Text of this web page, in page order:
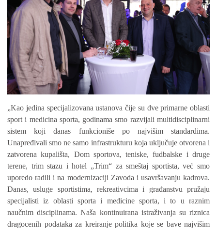
„Kao jedina specijalizovana ustanova čije su dve primarne oblasti
sport i medicina sporta, godinama smo razvijali multidisciplinarni
sistem koji danas funkcioniše po najvišim standardima.
Unapređivali smo ne samo infrastrukturu koja uključuje otvorena i
zatvorena kupališta, Dom sportova, teniske, fudbalske i druge
terene, trim stazu i hotel „Trim“ za smeštaj sportista, već smo
uporedo radili i na modernizaciji Zavoda i usavršavanju kadrova.
Danas, usluge sportistima, rekreativcima i građanstvu pružaju
specijalisti iz oblasti sporta i medicine sporta, i to u raznim
naučnim disciplinama. Naša kontinuirana istraživanja su riznica
dragocenih podataka za kreiranje politika koje se bave najvišim